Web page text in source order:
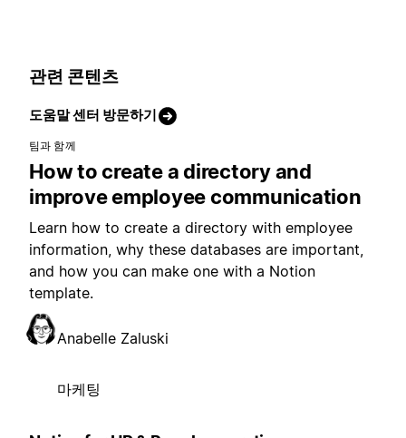
관련 콘텐츠
도움말 센터 방문하기
팀과 함께
How to create a directory and
improve employee communication
Learn how to create a directory with employee
information, why these databases are important,
and how you can make one with a Notion
template.
Anabelle Zaluski
마케팅